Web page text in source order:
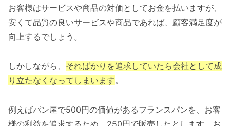
お客様はサービスや商品の対価としてお金を払いますが、
安くて品質の良いサービスや商品であれば、顧客満足度が
向上するでしょう。
しかしながら、 そればかりを追求していたら会社として成
り立たなくなってしまいます。
例えばパン屋で500円の価値があるフランスパンを、お客
様の利益を追求するため、250円で販売したとします。お